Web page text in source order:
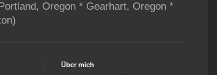
Oregon * Gearhart, Oregon *
Über mich